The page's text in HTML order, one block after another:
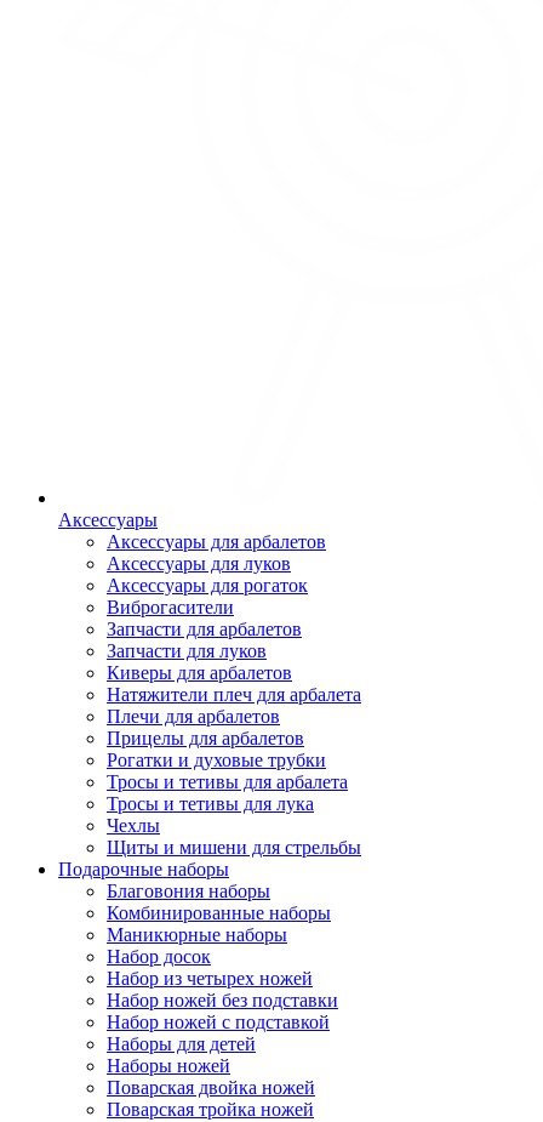
Аксессуары
Аксессуары для арбалетов
Аксессуары для луков
Аксессуары для рогаток
Виброгасители
Запчасти для арбалетов
Запчасти для луков
Киверы для арбалетов
Натяжители плеч для арбалета
Плечи для арбалетов
Прицелы для арбалетов
Рогатки и духовые трубки
Тросы и тетивы для арбалета
Тросы и тетивы для лука
Чехлы
Щиты и мишени для стрельбы
Подарочные наборы
Благовония наборы
Комбинированные наборы
Маникюрные наборы
Набор досок
Набор из четырех ножей
Набор ножей без подставки
Набор ножей с подставкой
Наборы для детей
Наборы ножей
Поварская двойка ножей
Поварская тройка ножей